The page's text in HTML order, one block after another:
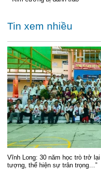
Tin xem nhiều
Vĩnh Long: 30 năm học trò trở
tượng, thể hiện sự trân trọng…”